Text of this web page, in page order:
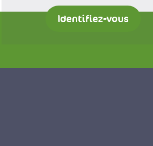
Identifiez-vous